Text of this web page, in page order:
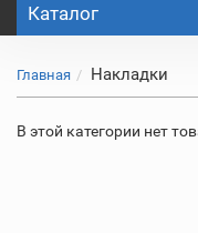
Каталог
Главная Накладки
В этой категории нет